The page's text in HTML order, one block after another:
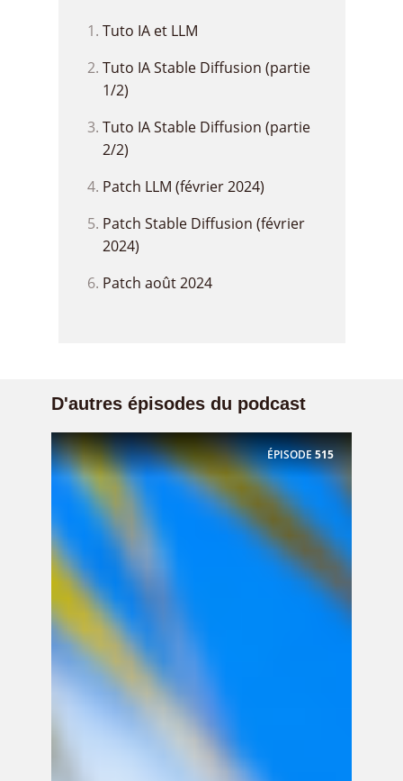
Tuto IA et LLM
Tuto IA Stable Diffusion (partie
1/2)
Tuto IA Stable Diffusion (partie
2/2)
Patch LLM (février 2024)
Patch Stable Diffusion (février
2024)
Patch août 2024
D'autres épisodes du podcast
ÉPISODE515